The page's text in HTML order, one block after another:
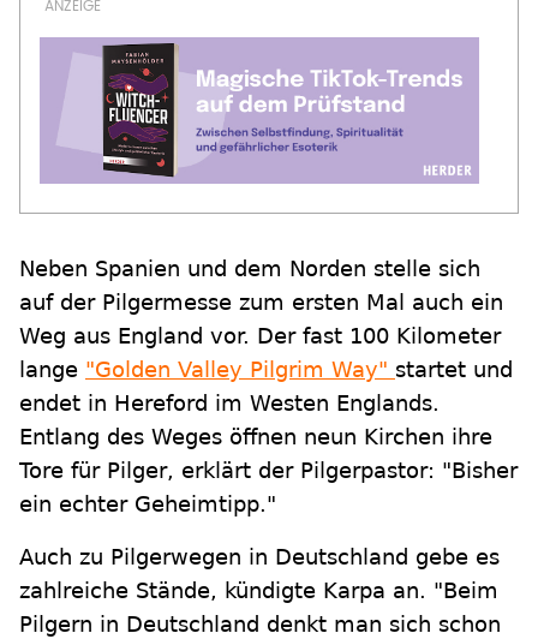
Neben Spanien und dem Norden stelle sich
auf der Pilgermesse zum ersten Mal auch ein
Weg aus England vor. Der fast 100 Kilometer
lange "Golden Valley Pilgrim Way" startet und
endet in Hereford im Westen Englands.
Entlang des Weges öffnen neun Kirchen ihre
Tore für Pilger, erklärt der Pilgerpastor: "Bisher
ein echter Geheimtipp."
Auch zu Pilgerwegen in Deutschland gebe es
zahlreiche Stände, kündigte Karpa an. "Beim
Pilgern in Deutschland denkt man sich schon